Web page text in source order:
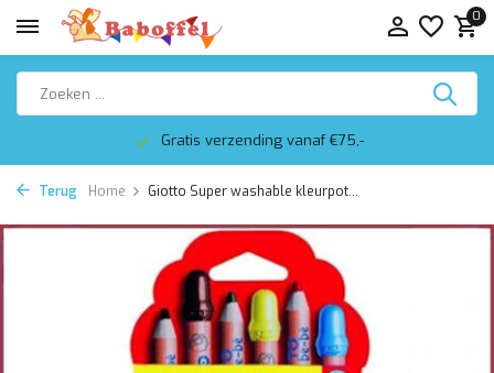
0
Gratis verzending vanaf €75,-
Terug Home Giotto Super washable kleurpot...